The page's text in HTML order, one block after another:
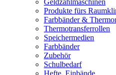
Geldzählmaschinen
Produkte fürs
Farbbänder &
Thermotransferrollen
Speichermedien
Farbbänder
Zubehör
Schulbedarf